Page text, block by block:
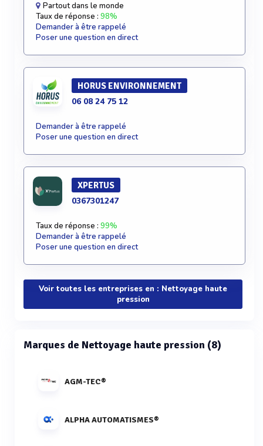
Partout dans le monde
Taux de réponse : 98%
Demander à être rappelé
Poser une question en direct
HORUS ENVIRONNEMENT
06 08 24 75 12
Demander à être rappelé
Poser une question en direct
XPERTUS
0367301247
Taux de réponse : 99%
Demander à être rappelé
Poser une question en direct
Voir toutes les entreprises en : Nettoyage haute
pression
Marques de Nettoyage haute pression (8)
AGM-TEC®
ALPHA AUTOMATISMES®